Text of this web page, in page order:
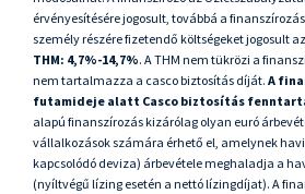
érvényesítésére jogosult, továbbá a
személy részére fizetendő költségeket jogosult
THM: 4,7%-14,7%. A THM nem tükrözi a
nem tartalmazza a casco biztosítás díját. A
futamideje alatt Casco biztosítás
alapú finanszírozás kizárólag olyan euró
vállalkozások számára érhető el, amelynek
kapcsolódó deviza) árbevétele meghaladja a
(nyíltvégű lízing esetén a nettó lízingdíjat). A